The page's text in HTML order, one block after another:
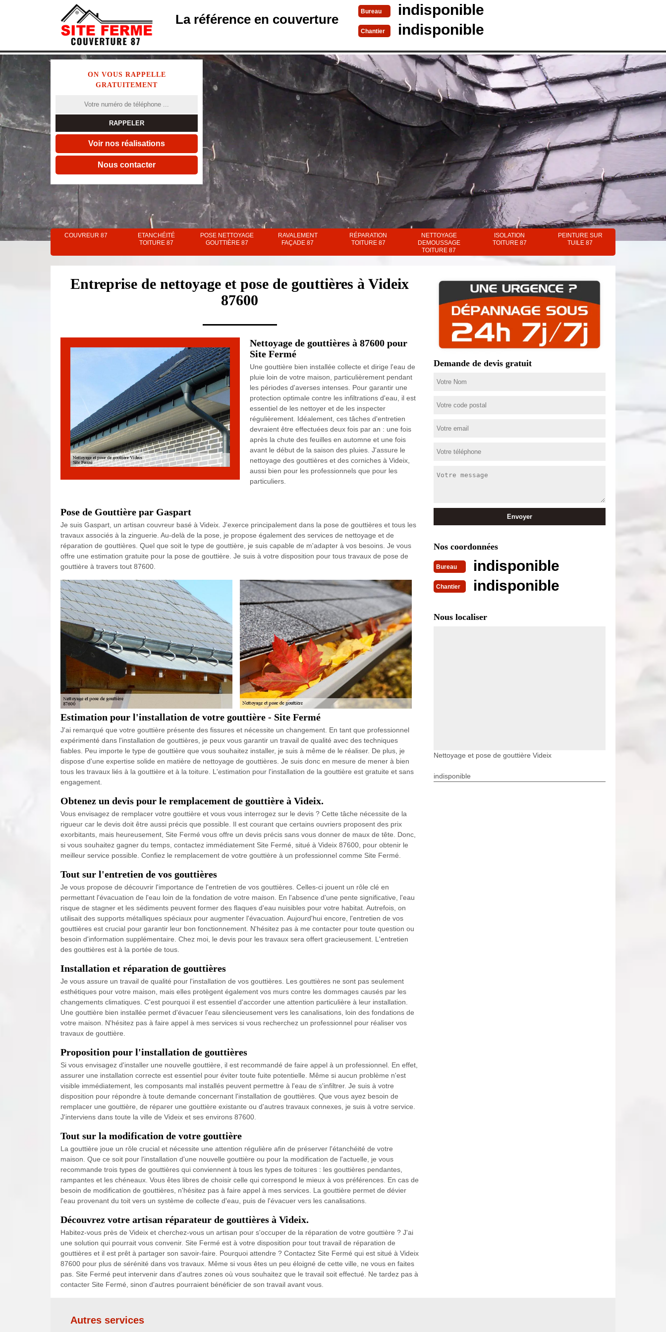
La référence en couverture
Bureau indisponible
Chantier indisponible
ON VOUS RAPPELLE
GRATUITEMENT
Voir nos réalisations
Nous contacter
COUVREUR 87
ETANCHÉITÉ
TOITURE 87
POSE NETTOYAGE
GOUTTIÈRE 87
RAVALEMENT
FAÇADE 87
RÉPARATION
TOITURE 87
NETTOYAGE
DEMOUSSAGE
TOITURE 87
ISOLATION
TOITURE 87
PEINTURE SUR
TUILE 87
Entreprise de nettoyage et pose de gouttières à Videix
87600
Nettoyage de gouttières à 87600 pour
Site Fermé
Une gouttière bien installée collecte et dirige l'eau de
pluie loin de votre maison, particulièrement pendant
les périodes d'averses intenses. Pour garantir une
protection optimale contre les infiltrations d'eau, il est
essentiel de les nettoyer et de les inspecter
régulièrement. Idéalement, ces tâches d'entretien
devraient être effectuées deux fois par an : une fois
après la chute des feuilles en automne et une fois
avant le début de la saison des pluies. J'assure le
nettoyage des gouttières et des corniches à Videix,
aussi bien pour les professionnels que pour les
particuliers.
Pose de Gouttière par Gaspart
Je suis Gaspart, un artisan couvreur basé à Videix. J'exerce principalement dans la pose de gouttières et tous les
travaux associés à la zinguerie. Au-delà de la pose, je propose également des services de nettoyage et de
réparation de gouttières. Quel que soit le type de gouttière, je suis capable de m'adapter à vos besoins. Je vous
offre une estimation gratuite pour la pose de gouttière. Je suis à votre disposition pour tous travaux de pose de
gouttière à travers tout 87600.
Estimation pour l'installation de votre gouttière - Site Fermé
J'ai remarqué que votre gouttière présente des fissures et nécessite un changement. En tant que professionnel
expérimenté dans l'installation de gouttières, je peux vous garantir un travail de qualité avec des techniques
fiables. Peu importe le type de gouttière que vous souhaitez installer, je suis à même de le réaliser. De plus, je
dispose d'une expertise solide en matière de nettoyage de gouttières. Je suis donc en mesure de mener à bien
tous les travaux liés à la gouttière et à la toiture. L'estimation pour l'installation de la gouttière est gratuite et sans
engagement.
Obtenez un devis pour le remplacement de gouttière à Videix.
Vous envisagez de remplacer votre gouttière et vous vous interrogez sur le devis ? Cette tâche nécessite de la
rigueur car le devis doit être aussi précis que possible. Il est courant que certains ouvriers proposent des prix
exorbitants, mais heureusement, Site Fermé vous offre un devis précis sans vous donner de maux de tête. Donc,
si vous souhaitez gagner du temps, contactez immédiatement Site Fermé, situé à Videix 87600, pour obtenir le
meilleur service possible. Confiez le remplacement de votre gouttière à un professionnel comme Site Fermé.
Tout sur l'entretien de vos gouttières
Je vous propose de découvrir l'importance de l'entretien de vos gouttières. Celles-ci jouent un rôle clé en
permettant l'évacuation de l'eau loin de la fondation de votre maison. En l'absence d'une pente significative, l'eau
risque de stagner et les sédiments peuvent former des flaques d'eau nuisibles pour votre habitat. Autrefois, on
utilisait des supports métalliques spéciaux pour augmenter l'évacuation. Aujourd'hui encore, l'entretien de vos
gouttières est crucial pour garantir leur bon fonctionnement. N'hésitez pas à me contacter pour toute question ou
besoin d'information supplémentaire. Chez moi, le devis pour les travaux sera offert gracieusement. L'entretien
des gouttières est à la portée de tous.
Installation et réparation de gouttières
Je vous assure un travail de qualité pour l'installation de vos gouttières. Les gouttières ne sont pas seulement
esthétiques pour votre maison, mais elles protègent également vos murs contre les dommages causés par les
changements climatiques. C'est pourquoi il est essentiel d'accorder une attention particulière à leur installation.
Une gouttière bien installée permet d'évacuer l'eau silencieusement vers les canalisations, loin des fondations de
votre maison. N'hésitez pas à faire appel à mes services si vous recherchez un professionnel pour réaliser vos
travaux de gouttière.
Proposition pour l'installation de gouttières
Si vous envisagez d'installer une nouvelle gouttière, il est recommandé de faire appel à un professionnel. En effet,
assurer une installation correcte est essentiel pour éviter toute fuite potentielle. Même si aucun problème n'est
visible immédiatement, les composants mal installés peuvent permettre à l'eau de s'infiltrer. Je suis à votre
disposition pour répondre à toute demande concernant l'installation de gouttières. Que vous ayez besoin de
remplacer une gouttière, de réparer une gouttière existante ou d'autres travaux connexes, je suis à votre service.
J'interviens dans toute la ville de Videix et ses environs 87600.
Tout sur la modification de votre gouttière
La gouttière joue un rôle crucial et nécessite une attention régulière afin de préserver l'étanchéité de votre
maison. Que ce soit pour l'installation d'une nouvelle gouttière ou pour la modification de l'actuelle, je vous
recommande trois types de gouttières qui conviennent à tous les types de toitures : les gouttières pendantes,
rampantes et les chéneaux. Vous êtes libres de choisir celle qui correspond le mieux à vos préférences. En cas de
besoin de modification de gouttières, n'hésitez pas à faire appel à mes services. La gouttière permet de dévier
l'eau provenant du toit vers un système de collecte d'eau, puis de l'évacuer vers les canalisations.
Découvrez votre artisan réparateur de gouttières à Videix.
Habitez-vous près de Videix et cherchez-vous un artisan pour s'occuper de la réparation de votre gouttière ? J'ai
une solution qui pourrait vous convenir. Site Fermé est à votre disposition pour tout travail de réparation de
gouttières et il est prêt à partager son savoir-faire. Pourquoi attendre ? Contactez Site Fermé qui est situé à Videix
87600 pour plus de sérénité dans vos travaux. Même si vous êtes un peu éloigné de cette ville, ne vous en faites
pas. Site Fermé peut intervenir dans d'autres zones où vous souhaitez que le travail soit effectué. Ne tardez pas à
contacter Site Fermé, sinon d'autres pourraient bénéficier de son travail avant vous.
Demande de devis gratuit
Nos coordonnées
Bureau indisponible
Chantier indisponible
Nous localiser
Nettoyage et pose de gouttière Videix
indisponible
Autres services